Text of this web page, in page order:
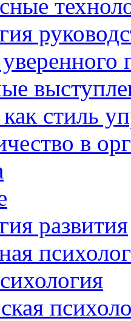
стиль
в
развития